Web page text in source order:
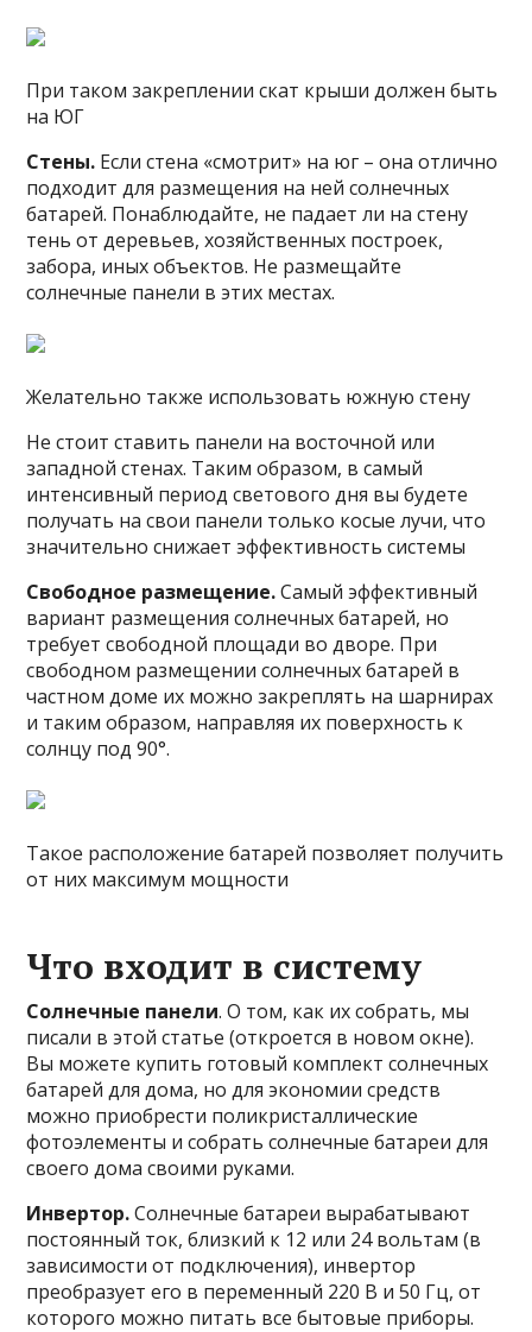
При таком закреплении скат крыши должен быть
на ЮГ
Стены. Если стена «смотрит» на юг – она отлично
подходит для размещения на ней солнечных
батарей. Понаблюдайте, не падает ли на стену
тень от деревьев, хозяйственных построек,
забора, иных объектов. Не размещайте
солнечные панели в этих местах.
Желательно также использовать южную стену
Не стоит ставить панели на восточной или
западной стенах. Таким образом, в самый
интенсивный период светового дня вы будете
получать на свои панели только косые лучи, что
значительно снижает эффективность системы
Свободное размещение.Самый эффективный
вариант размещения солнечных батарей, но
требует свободной площади во дворе. При
свободном размещении солнечных батарей в
частном доме их можно закреплять на шарнирах
и таким образом, направляя их поверхность к
солнцу под 90°.
Такое расположение батарей позволяет получить
от них максимум мощности
Что входит в систему
Солнечные панели. О том, как их собрать, мы
писали в этой статье (откроется в новом окне).
Вы можете купить готовый комплект солнечных
батарей для дома, но для экономии средств
можно приобрести поликристаллические
фотоэлементы и собрать солнечные батареи для
своего дома своими руками.
Инвертор.Солнечные батареи вырабатывают
постоянный ток, близкий к 12 или 24 вольтам (в
зависимости от подключения), инвертор
преобразует его в переменный 220 В и 50 Гц, от
которого можно питать все бытовые приборы.